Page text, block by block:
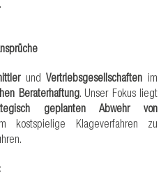
und Vertriebsgesellschaften im
Beraterhaftung. Unser Fokus liegt
geplanten Abwehr von
kostspielige Klageverfahren zu